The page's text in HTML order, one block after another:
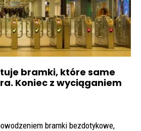
bramki, które same
Koniec z wyciąganiem
bramki bezdotykowe,